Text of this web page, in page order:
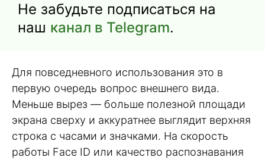
Не забудьте подписаться на
наш канал в Telegram.
Для повседневного использования это в
первую очередь вопрос внешнего вида.
Меньше вырез — больше полезной площади
экрана сверху и аккуратнее выглядит верхняя
строка с часами и значками. На скорость
работы Face ID или качество распознавания